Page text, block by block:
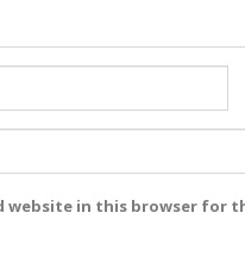
website in this browser for